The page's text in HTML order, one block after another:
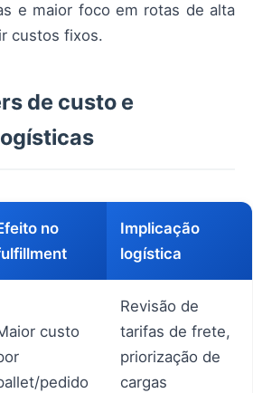
e maior foco em rotas de alta
custos fixos.
de custo e
no
Implicação
logística
custo
pedido
Revisão de
tarifas de frete,
priorização de
cargas